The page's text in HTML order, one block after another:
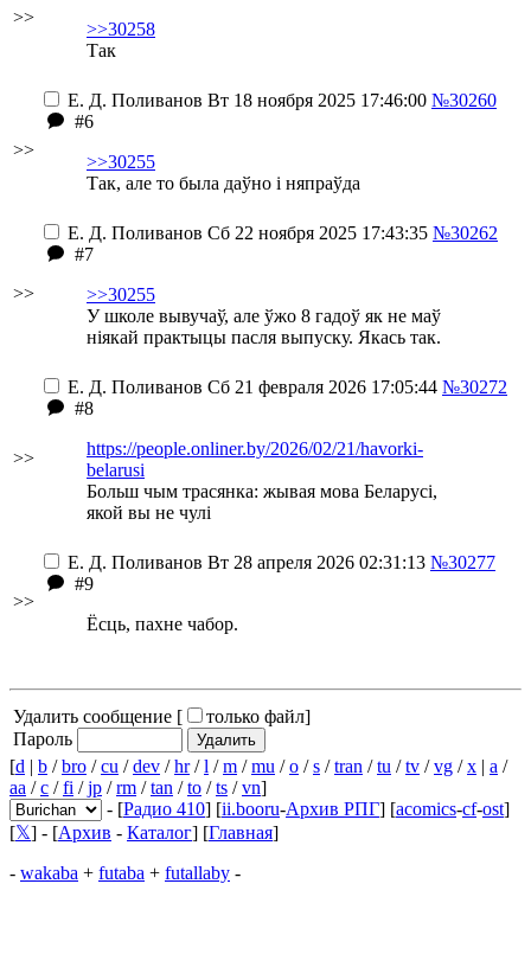
>>
>>30258
Тaк
>>
Е. Д. Поливанов Вт 18 ноября 2025 17:46:00 №30260
#6
>>30255
Так, але то была даўно і няпраўда
>>
Е. Д. Поливанов Сб 22 ноября 2025 17:43:35 №30262
#7
>>30255
У школе вывучаў, але ўжо 8 гадоў як не маў
нiякай практыцы пасля выпуску. Якась так.
>>
Е. Д. Поливанов Сб 21 февраля 2026 17:05:44 №30272
#8
https://people.onliner.by/2026/02/21/havorki-
belarusi
Больш чым трасянка: жывая мова Беларусі,
якой вы не чулі
>>
Е. Д. Поливанов Вт 28 апреля 2026 02:31:13 №30277
#9
Ёсць, пахне чабор.
Удалить сообщение [ только файл]
Пароль
[d | b /bro /cu /dev /hr/l /m /mu /o /s /tran /tu /tv /vg /x | a /
aa /c /fi /jp /rm /tan /to /ts /vn]
- [Радио 410] [ii.booru-Архив РПГ] [acomics-cf-ost]
[𝕏] - [Архив - Каталог] [Главная]
- wakaba + futaba + futallaby -